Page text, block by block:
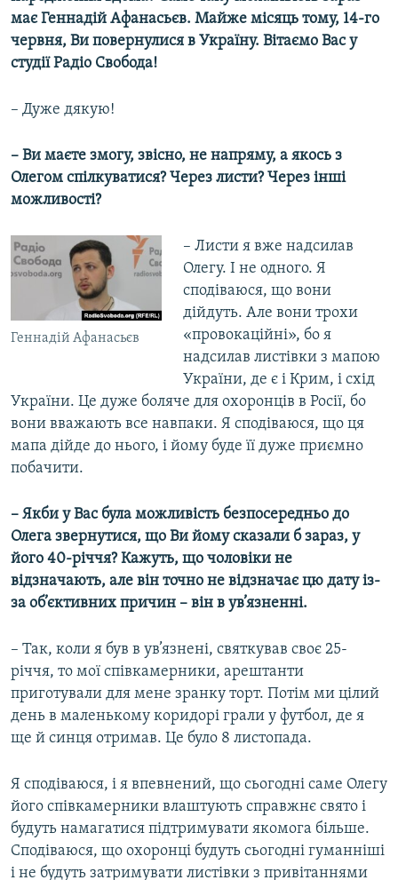
має Геннадій Афанасьєв. Майже місяць тому, 14-го
червня, Ви повернулися в Україну. Вітаємо Вас у
студії Радіо Свобода!
– Дуже дякую!
– Ви маєте змогу, звісно, не напряму, а якось з
Олегом спілкуватися? Через листи? Через інші
можливості?
Геннадій Афанасьєв
– Листи я вже надсилав
Олегу. І не одного. Я
сподіваюся, що вони
дійдуть. Але вони трохи
«провокаційні», бо я
надсилав листівки з мапою
України, де є і Крим, і схід
України. Це дуже боляче для охоронців в Росії, бо
вони вважають все навпаки. Я сподіваюся, що ця
мапа дійде до нього, і йому буде її дуже приємно
побачити.
– Якби у Вас була можливість безпосередньо до
Олега звернутися, що Ви йому сказали б зараз, у
його 40-річчя? Кажуть, що чоловіки не
відзначають, але він точно не відзначає цю дату із-
за об’єктивних причин – він в ув’язненні.
– Так, коли я був в ув’язнені, святкував своє 25-
річчя, то мої співкамерники, арештанти
приготували для мене зранку торт. Потім ми цілий
день в маленькому коридорі грали у футбол, де я
ще й синця отримав. Це було 8 листопада.
Я сподіваюся, і я впевнений, що сьогодні саме Олегу
його співкамерники влаштують справжнє свято і
будуть намагатися підтримувати якомога більше.
Сподіваюся, що охоронці будуть сьогодні гуманніші
і не будуть затримувати листівки з привітаннями